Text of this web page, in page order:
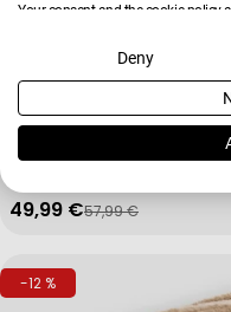
Your consent and the cookie policy
View Partner List (2 IAB
We use your data for the
IAB processing purposes:
Use limited data to select
Deny
Badteppich Mystic
Verkaufspreis
49,99 €
Regulärer Preis
57,99 €
-12 %